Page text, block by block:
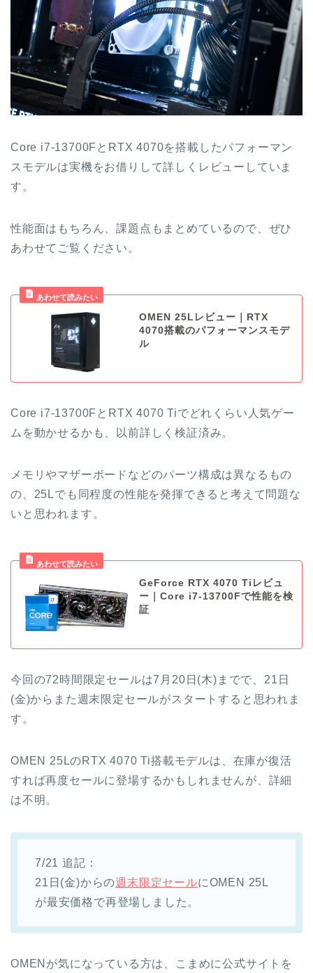
Core i7-13700FとRTX 4070を搭載したパフォーマン
スモデルは実機をお借りして詳しくレビューしていま
す。
性能面はもちろん、課題点もまとめているので、ぜひ
あわせてご覧ください。
OMEN 25Lレビュー｜RTX
4070搭載のパフォーマンスモデ
ル
Core i7-13700FとRTX 4070 Tiでどれくらい人気ゲー
ムを動かせるかも、以前詳しく検証済み。
メモリやマザーボードなどのパーツ構成は異なるもの
の、25Lでも同程度の性能を発揮できると考えて問題な
いと思われます。
GeForce RTX 4070 Tiレビュ
ー｜Core i7-13700Fで性能を検
証
今回の72時間限定セールは7月20日(木)までで、21日
(金)からまた週末限定セールがスタートすると思われま
す。
OMEN 25LのRTX 4070 Ti搭載モデルは、在庫が復活
すれば再度セールに登場するかもしれませんが、詳細
は不明。
7/21 追記：
21日(金)からの週末限定セールにOMEN 25L
が最安価格で再登場しました。
OMENが気になっている方は、こまめに公式サイトを